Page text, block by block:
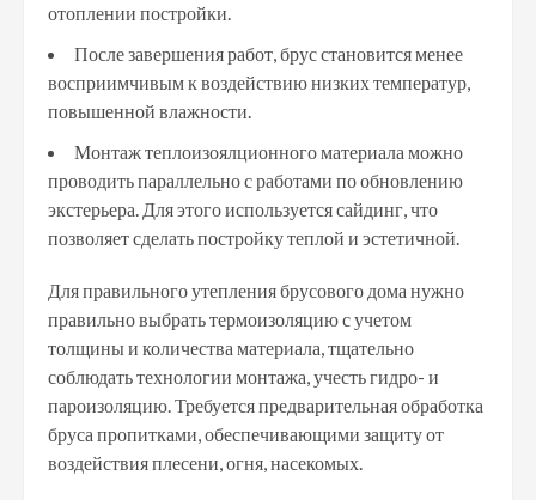
отоплении постройки.
После завершения работ, брус становится менее
восприимчивым к воздействию низких температур,
повышенной влажности.
Монтаж теплоизоялционного материала можно
проводить параллельно с работами по обновлению
экстерьера. Для этого используется сайдинг, что
позволяет сделать постройку теплой и эстетичной.
Для правильного утепления брусового дома нужно
правильно выбрать термоизоляцию с учетом
толщины и количества материала, тщательно
соблюдать технологии монтажа, учесть гидро- и
пароизоляцию. Требуется предварительная обработка
бруса пропитками, обеспечивающими защиту от
воздействия плесени, огня, насекомых.